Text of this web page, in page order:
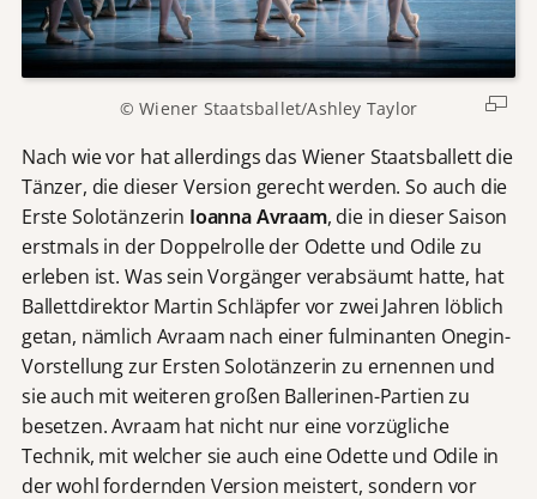
© Wiener Staatsballet/Ashley Taylor
Nach wie vor hat allerdings das Wiener Staatsballett die
Tänzer, die dieser Version gerecht werden. So auch die
Erste Solotänzerin Ioanna Avraam, die in dieser Saison
erstmals in der Doppelrolle der Odette und Odile zu
erleben ist. Was sein Vorgänger verabsäumt hatte, hat
Ballettdirektor Martin Schläpfer vor zwei Jahren löblich
getan, nämlich Avraam nach einer fulminanten Onegin-
Vorstellung zur Ersten Solotänzerin zu ernennen und
sie auch mit weiteren großen Ballerinen-Partien zu
besetzen. Avraam hat nicht nur eine vorzügliche
Technik, mit welcher sie auch eine Odette und Odile in
der wohl fordernden Version meistert, sondern vor